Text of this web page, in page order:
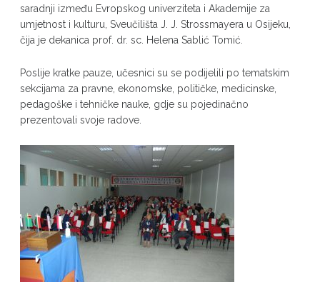
saradnji između Evropskog univerziteta i Akademije za
umjetnost i kulturu, Sveučilišta J. J. Strossmayera u Osijeku,
čija je dekanica prof. dr. sc. Helena Sablić Tomić.
Poslije kratke pauze, učesnici su se podijelili po tematskim
sekcijama za pravne, ekonomske, političke, medicinske,
pedagoške i tehničke nauke, gdje su pojedinačno
prezentovali svoje radove.